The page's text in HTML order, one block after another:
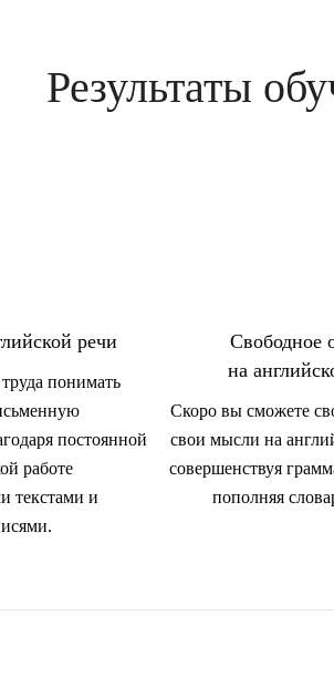
Результаты
речи
понимать
постоянной
работе
текстами и
Свободное
на
Скоро вы сможете
свои мысли на
совершенствуя
пополняя